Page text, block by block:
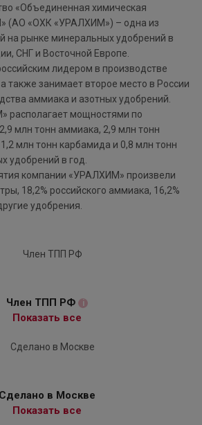
«Объединенная химическая
(АО «ОХК «УРАЛХИМ») – одна из
на рынке минеральных удобрений в
СНГ и Восточной Европе.
лидером в производстве
также занимает второе место в России
аммиака и азотных удобрений.
располагает мощностями по
млн тонн аммиака, 2,9 млн тонн
млн тонн карбамида и 0,8 млн тонн
удобрений в год.
компании «УРАЛХИМ» произвели
18,2% российского аммиака, 16,2%
удобрения.
Член ТПП РФ i
Показать все
Сделано в Москве
Показать все